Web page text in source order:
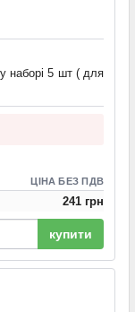
наборі 5 шт ( для
ЦІНА БЕЗ ПДВ
241 грн
купити